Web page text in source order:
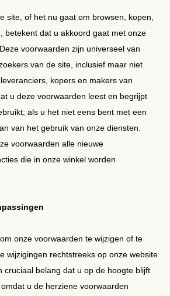
site, of het nu gaat om browsen, kopen,
betekent dat u akkoord gaat met onze
voorwaarden zijn universeel van
van de site, inclusief maar niet
kopers en makers van
u deze voorwaarden leest en begrijpt
als u het niet eens bent met een
van het gebruik van onze diensten.
voorwaarden alle nieuwe
die in onze winkel worden
onze voorwaarden te wijzigen of te
wijzigingen rechtstreeks op onze website
cruciaal belang dat u op de hoogte blijft
u de herziene voorwaarden